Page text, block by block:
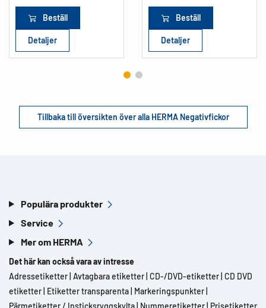
Beställ
Detaljer
Beställ
Detaljer
Tillbaka till översikten över alla HERMA Negativfickor
Populära produkter
Service
Mer om HERMA
Det här kan också vara av intresse
Adressetiketter Avtagbara etiketter CD-/DVD-etiketter CD DVD
etiketter Etiketter transparenta Markeringspunkter
Pärmetiketter / Insticksryggskylta Nummeretiketter Prisetiketter